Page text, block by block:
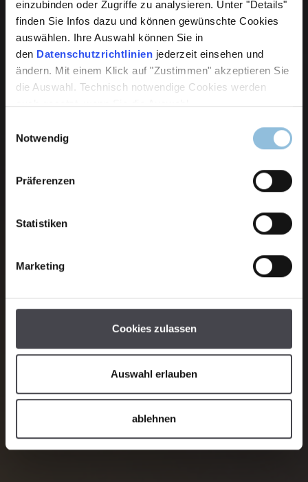
einzubinden oder Zugriffe zu analysieren. Unter "Details"
finden Sie Infos dazu und können gewünschte Cookies
auswählen. Ihre Auswahl können Sie in
den Datenschutzrichtlinien jederzeit einsehen und
ändern. Mit einem Klick auf "Zustimmen" akzeptieren Sie
die Auswahl. Technisch notwendige Cookies werden
auch gesetzt, wenn Sie die Auswahl
Notwendig
Präferenzen
Statistiken
Marketing
Cookies zulassen
Auswahl erlauben
ablehnen